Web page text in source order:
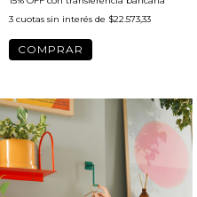
3 cuotas sin interés de $22.573,33